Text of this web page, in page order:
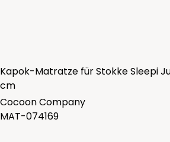
Kapok-Matratze für Stokke Sleepi
cm
Cocoon Company
MAT-074169